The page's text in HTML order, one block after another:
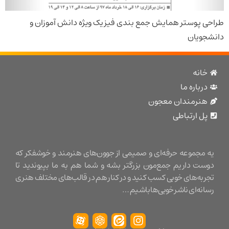
همایش جمع بندی فیزیک ویژه دانش آموزان و
ما
معجون
ارتباطی
حرفه‌ای و صمیمی از جوون‌های هنرمند و خوشفکر که
داریم جمع‌مون بزرگتر بشه و شما هم به ما بپیوندید تا
خوبی کسب کنید و در کنار هم در قالب‌های مختلف هنری
ناشر خوبی‌ها باشیم …